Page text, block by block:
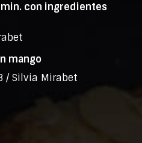
con ingredientes
mango
/ Silvia Mirabet